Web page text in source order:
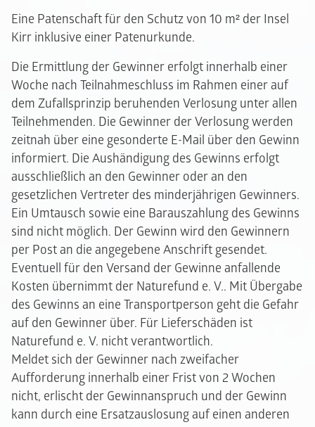
Eine Patenschaft für den Schutz von 10 m² der Insel
Kirr inklusive einer Patenurkunde.
Die Ermittlung der Gewinner erfolgt innerhalb einer
Woche nach Teilnahmeschluss im Rahmen einer auf
dem Zufallsprinzip beruhenden Verlosung unter allen
Teilnehmenden. Die Gewinner der Verlosung werden
zeitnah über eine gesonderte E-Mail über den Gewinn
informiert. Die Aushändigung des Gewinns erfolgt
ausschließlich an den Gewinner oder an den
gesetzlichen Vertreter des minderjährigen Gewinners.
Ein Umtausch sowie eine Barauszahlung des Gewinns
sind nicht möglich. Der Gewinn wird den Gewinnern
per Post an die angegebene Anschrift gesendet.
Eventuell für den Versand der Gewinne anfallende
Kosten übernimmt der Naturefund e. V.. Mit Übergabe
des Gewinns an eine Transportperson geht die Gefahr
auf den Gewinner über. Für Lieferschäden ist
Naturefund e. V. nicht verantwortlich.
Meldet sich der Gewinner nach zweifacher
Aufforderung innerhalb einer Frist von 2 Wochen
nicht, erlischt der Gewinnanspruch und der Gewinn
kann durch eine Ersatzauslosung auf einen anderen